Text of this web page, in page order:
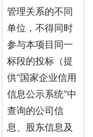
管理关系的不同
单位，不得同时
参与本项目同一
标段的投标（提
供“国家企业信用
信息公示系统”中
查询的公司信
息、股东信息及